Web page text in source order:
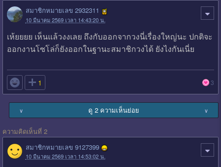
สมาชิกหมายเลข 2932311
10 มีนาคม 2569 เวลา 14:43:20 น.
เห้ยยยย เห็นแล้วงงเลย ถึงกับออกจากวงนี่เรื่องใหญ่นะ ปกติจะ
ออกงานโซโล่ก็ยังออกในฐานะสมาชิกวงได้ ยังไงกันเนี่ย
 1 3
∨ ดู 2 ความเห็นย่อย ∨
ความคิดเห็นที่ 2
สมาชิกหมายเลข 9127399
10 มีนาคม 2569 เวลา 14:53:02 น.